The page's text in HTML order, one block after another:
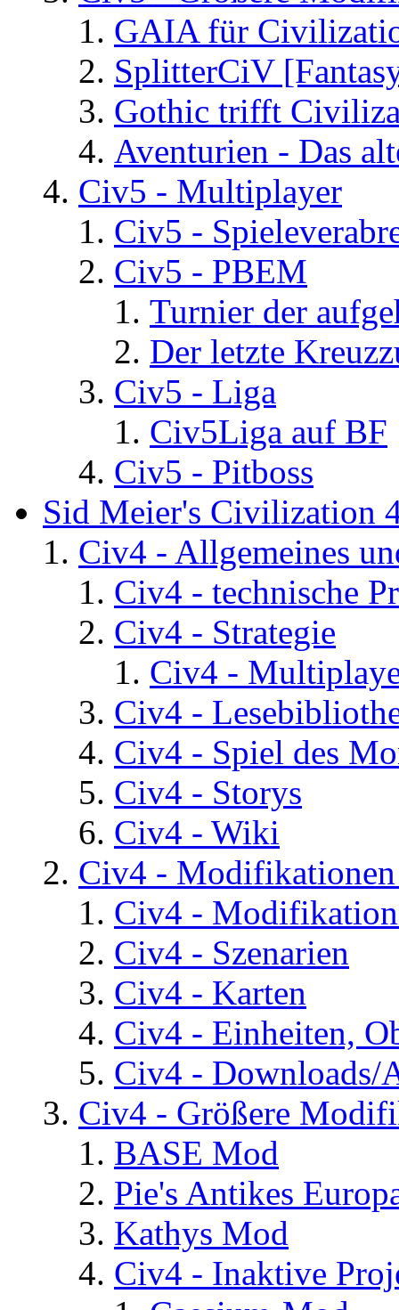
GAIA für
SplitterCiV
Gothic trifft
Aventurien - Das
Civ5 - Multiplayer
Civ5 -
Civ5 - PBEM
Turnier der
Der letzte
Civ5 - Liga
Civ5Liga auf BF
Civ5 - Pitboss
Sid Meier's Civilization
Civ4 - Allgemeines
Civ4 - technische
Civ4 - Strategie
Civ4 -
Civ4 -
Civ4 - Spiel des
Civ4 - Storys
Civ4 - Wiki
Civ4 -
Civ4 -
Civ4 - Szenarien
Civ4 - Karten
Civ4 - Einheiten,
Civ4 - Downloads/
Civ4 - Größere
BASE Mod
Pie's Antikes
Kathys Mod
Civ4 - Inaktive